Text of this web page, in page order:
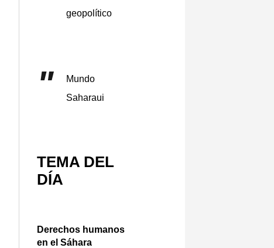
geopolítico
Mundo
Saharaui
TEMA DEL
DÍA
Derechos humanos
en el Sáhara